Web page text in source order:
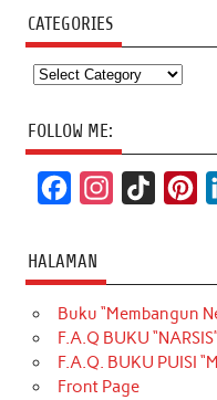
CATEGORIES
Categories
FOLLOW ME:
c
e
b
o
o
t
a
g
r
T
o
k
t
e
r
HALAMAN
Buku “Membangun
F.A.Q BUKU “NARSIS”
F.A.Q. BUKU PUISI
Front Page